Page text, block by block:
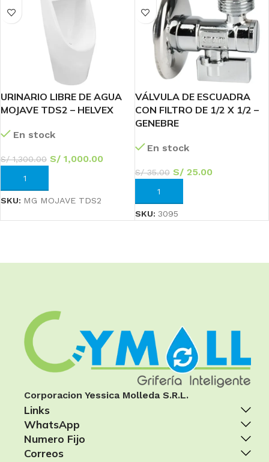
URINARIO LIBRE DE AGUA
MOJAVE TDS2 – HELVEX
En stock
S/1,300.00 S/ 1,000.00
AÑADIR AL CARRITO
SKU: MG MOJAVE TDS2
VÁLVULA DE ESCUADRA
CON FILTRO DE 1/2 X 1/2 –
GENEBRE
En stock
S/35.00 S/25.00
AÑADIR AL CARRITO
SKU: 3095
Corporacion Yessica Molleda S.R.L.
Links
WhatsApp
Numero Fijo
Correos